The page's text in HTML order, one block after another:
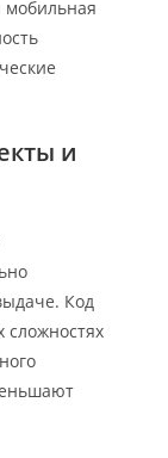
мобильная
и
Код
сложностях